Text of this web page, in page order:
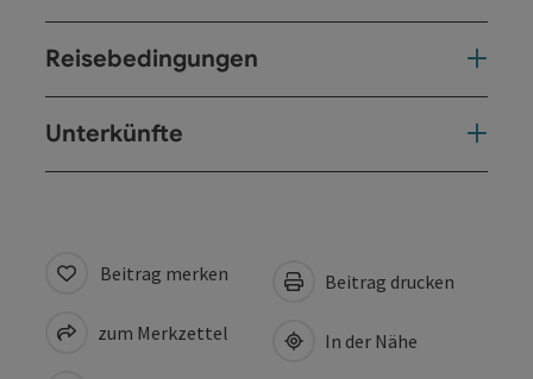
Reisebedingungen
Unterkünfte
Beitrag merken
zum Merkzettel
Beitrag drucken
In der Nähe